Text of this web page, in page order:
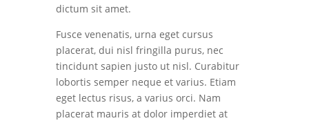
dictum sit amet.
Fusce venenatis, urna eget cursus
placerat, dui nisl fringilla purus, nec
tincidunt sapien justo ut nisl. Curabitur
lobortis semper neque et varius. Etiam
eget lectus risus, a varius orci. Nam
placerat mauris at dolor imperdiet at